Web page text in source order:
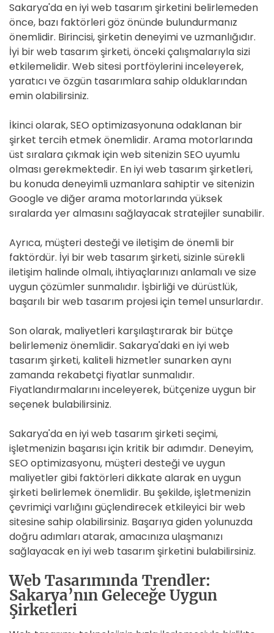
Sakarya'da en iyi web tasarım şirketini belirlemeden
önce, bazı faktörleri göz önünde bulundurmanız
önemlidir. Birincisi, şirketin deneyimi ve uzmanlığıdır.
İyi bir web tasarım şirketi, önceki çalışmalarıyla sizi
etkilemelidir. Web sitesi portföylerini inceleyerek,
yaratıcı ve özgün tasarımlara sahip olduklarından
emin olabilirsiniz.
İkinci olarak, SEO optimizasyonuna odaklanan bir
şirket tercih etmek önemlidir. Arama motorlarında
üst sıralara çıkmak için web sitenizin SEO uyumlu
olması gerekmektedir. En iyi web tasarım şirketleri,
bu konuda deneyimli uzmanlara sahiptir ve sitenizin
Google ve diğer arama motorlarında yüksek
sıralarda yer almasını sağlayacak stratejiler sunabilir.
Ayrıca, müşteri desteği ve iletişim de önemli bir
faktördür. İyi bir web tasarım şirketi, sizinle sürekli
iletişim halinde olmalı, ihtiyaçlarınızı anlamalı ve size
uygun çözümler sunmalıdır. İşbirliği ve dürüstlük,
başarılı bir web tasarım projesi için temel unsurlardır.
Son olarak, maliyetleri karşılaştırarak bir bütçe
belirlemeniz önemlidir. Sakarya'daki en iyi web
tasarım şirketi, kaliteli hizmetler sunarken aynı
zamanda rekabetçi fiyatlar sunmalıdır.
Fiyatlandırmalarını inceleyerek, bütçenize uygun bir
seçenek bulabilirsiniz.
Sakarya'da en iyi web tasarım şirketi seçimi,
işletmenizin başarısı için kritik bir adımdır. Deneyim,
SEO optimizasyonu, müşteri desteği ve uygun
maliyetler gibi faktörleri dikkate alarak en uygun
şirketi belirlemek önemlidir. Bu şekilde, işletmenizin
çevrimiçi varlığını güçlendirecek etkileyici bir web
sitesine sahip olabilirsiniz. Başarıya giden yolunuzda
doğru adımları atarak, amacınıza ulaşmanızı
sağlayacak en iyi web tasarım şirketini bulabilirsiniz.
Web Tasarımında Trendler:
Sakarya’nın Geleceğe Uygun
Şirketleri